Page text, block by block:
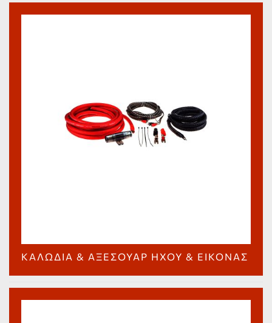
ΚΑΛΏΔΙΑ & ΑΞΕΣΟΥΆΡ ΉΧΟΥ & ΕΙΚΌΝΑΣ